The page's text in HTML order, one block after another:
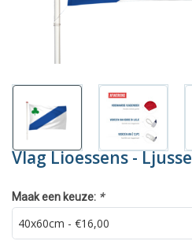
Vlag Lioessens -
Maak een keuze: *